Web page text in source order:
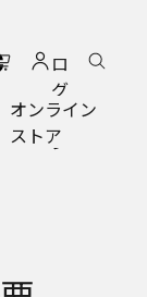
ロ
グ
イ
ン
オンライン
ストア